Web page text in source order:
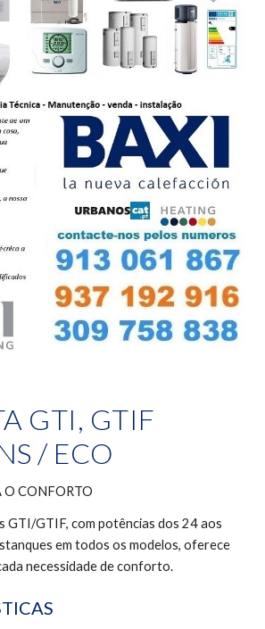
GTI, GTIF
/ ECO
O CONFORTO
GTI/GTIF, com potências dos 24 aos
em todos os modelos, oferece
necessidade de conforto.